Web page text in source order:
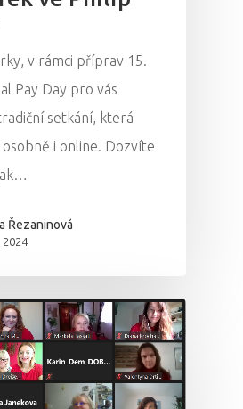
v rámci příprav 15.
Pay Day pro vás
setkání, která
i online. Dozvíte
Řezaninová
2024
PŘIHLÁŠENÍ
Domů